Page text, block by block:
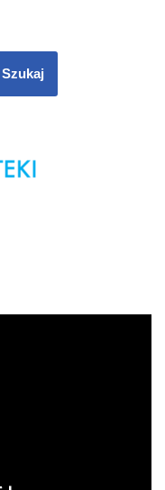
Szukaj